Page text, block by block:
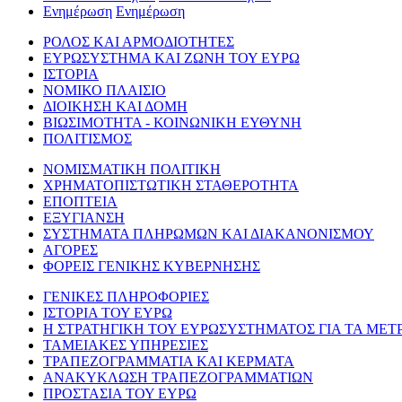
Ενημέρωση Ενημέρωση
ΡΟΛΟΣ ΚΑΙ ΑΡΜΟΔΙΟΤΗΤΕΣ
ΕΥΡΩΣΥΣΤΗΜΑ ΚΑΙ ΖΩΝΗ ΤΟΥ ΕΥΡΩ
ΙΣΤΟΡΙΑ
ΝΟΜΙΚΟ ΠΛΑΙΣΙΟ
ΔΙΟΙΚΗΣΗ ΚΑΙ ΔΟΜΗ
ΒΙΩΣΙΜΟΤΗΤΑ - ΚΟΙΝΩΝΙΚΗ ΕΥΘΥΝΗ
ΠΟΛΙΤΙΣΜΟΣ
ΝΟΜΙΣΜΑΤΙΚΗ ΠΟΛΙΤΙΚΗ
ΧΡΗΜΑΤΟΠΙΣΤΩΤΙΚΗ ΣΤΑΘΕΡΟΤΗΤΑ
ΕΠΟΠΤΕΙΑ
ΕΞΥΓΙΑΝΣΗ
ΣΥΣΤΗΜΑΤΑ ΠΛΗΡΩΜΩΝ ΚΑΙ ΔΙΑΚΑΝΟΝΙΣΜΟΥ
ΑΓΟΡΕΣ
ΦΟΡΕΙΣ ΓΕΝΙΚΗΣ ΚΥΒΕΡΝΗΣΗΣ
ΓΕΝΙΚΕΣ ΠΛΗΡΟΦΟΡΙΕΣ
ΙΣΤΟΡΙΑ ΤΟΥ ΕΥΡΩ
Η ΣΤΡΑΤΗΓΙΚΗ ΤΟΥ ΕΥΡΩΣΥΣΤΗΜΑΤΟΣ ΓΙΑ ΤΑ
ΤΑΜΕΙΑΚΕΣ ΥΠΗΡΕΣΙΕΣ
ΤΡΑΠΕΖΟΓΡΑΜΜΑΤΙΑ ΚΑΙ ΚΕΡΜΑΤΑ
ΑΝΑΚΥΚΛΩΣΗ ΤΡΑΠΕΖΟΓΡΑΜΜΑΤΙΩΝ
ΠΡΟΣΤΑΣΙΑ ΤΟΥ ΕΥΡΩ